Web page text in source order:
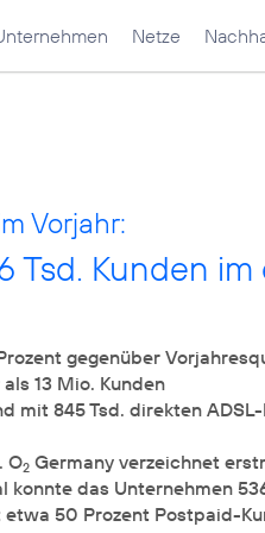
Netze
Vorjahr:
Tsd. Kunden
gegenüber
13 Mio. Kunden
mit 845 Tsd. direkten
O2 Germany verzeichnet
konnte das Unternehmen
etwa 50 Prozent Postpaid-